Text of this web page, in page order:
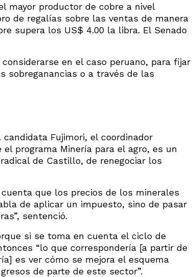
mayor productor de cobre a nivel
de regalías sobre las ventas de manera
supera los US$ 4.00 la libra. El Senado
en el caso peruano, para fijar
sobreganancias o a través de las
Fujimori, el coordinador
programa Minería para el agro, es un
de Castillo, de renegociar los
que los precios de los minerales
de aplicar un impuesto, sino de pasar
sentenció.
si se toma en cuenta el ciclo de
“lo que correspondería [a partir de
es ver cómo se mejora el esquema
de parte de este sector”.